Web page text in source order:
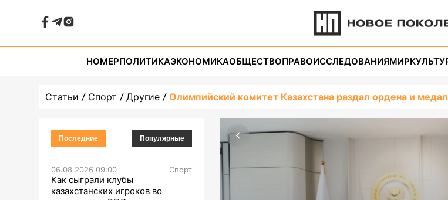
НОМЕРПОЛИТИКАЭКОНОМИКАОБЩЕСТВОПРАВОИССЛЕДОВАНИЯМИР
Статьи Спорт Другие Олимпийский комитет Казахстана раздал ордена и
Последние Популярные
06.08.2026 09:00 Спорт
Как сыграли клубы
казахстанских игроков во